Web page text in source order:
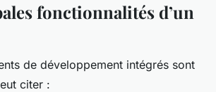
fonctionnalités d’un
de développement intégrés sont
citer :